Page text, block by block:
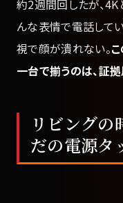
約2週間回したが、4K
んな表情で電話して
視で顔が潰れない。
一台で揃うのは、証
リビングの
だの電源タ